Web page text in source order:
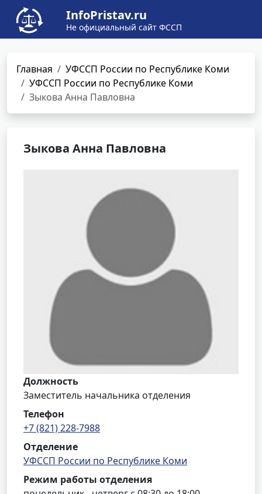
InfoPristav.ru
Не официальный сайт ФССП
Главная
УФССП России по Республике Коми
УФССП России по Республике Коми
Зыкова Анна Павловна
Зыкова Анна Павловна
Должность
Заместитель начальника отделения
Телефон
+7 (821) 228-7988
Отделение
УФССП России по Республике Коми
Режим работы отделения